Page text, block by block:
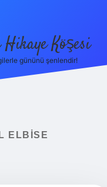
Köşesi
gününü şenlendir!
ELBISE